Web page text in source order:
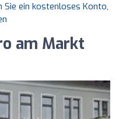
Sie ein kostenloses Konto,
am Markt